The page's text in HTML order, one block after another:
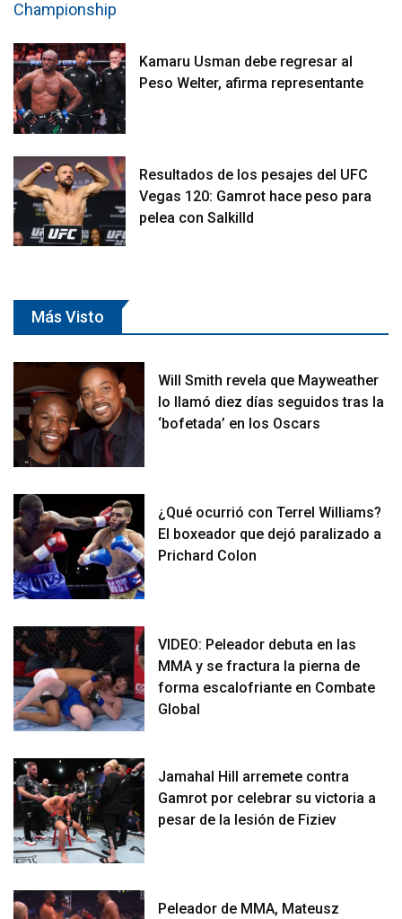
Kamaru Usman debe regresar al
Peso Welter, afirma representante
Resultados de los pesajes del UFC
Vegas 120: Gamrot hace peso para
pelea con Salkilld
Más Visto
Will Smith revela que Mayweather
lo llamó diez días seguidos tras la
‘bofetada’ en los Oscars
¿Qué ocurrió con Terrel Williams?
El boxeador que dejó paralizado a
Prichard Colon
VIDEO: Peleador debuta en las
MMA y se fractura la pierna de
forma escalofriante en Combate
Global
Jamahal Hill arremete contra
Gamrot por celebrar su victoria a
pesar de la lesión de Fiziev
Peleador de MMA, Mateusz